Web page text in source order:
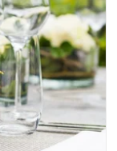
quis lacus
at leo.